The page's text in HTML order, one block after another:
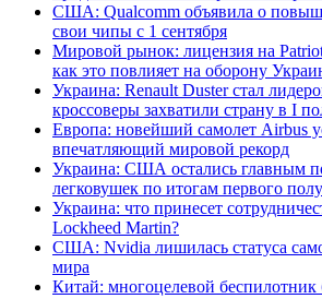
США: Qualcomm объявила о
свои чипы с 1 сентября
Мировой рынок: лицензия на
как это повлияет на оборону
Украина: Renault Duster стал
кроссоверы захватили страну в I
Европа: новейший самолет Airbus
впечатляющий мировой рекорд
Украина: США остались главным
легковушек по итогам первого
Украина: что принесет
Lockheed Martin?
США: Nvidia лишилась статуса
мира
Китай: многоцелевой